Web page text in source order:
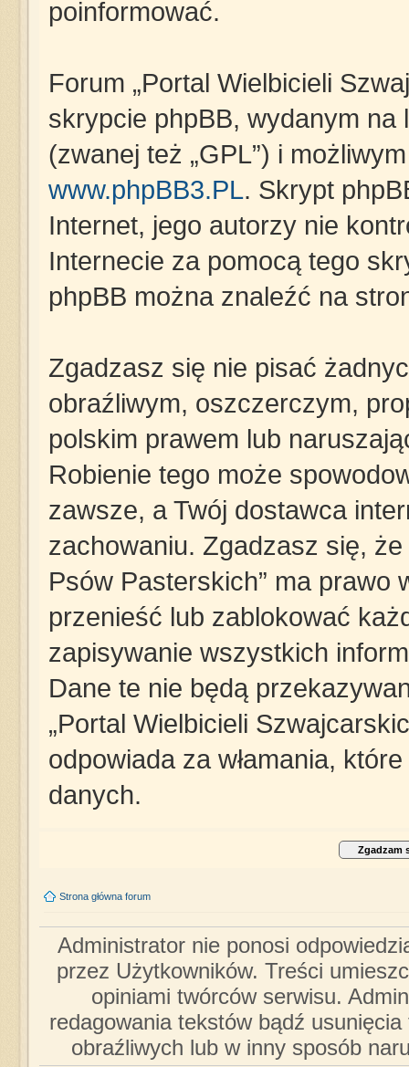
poinformować.
Forum „Portal Wielbicieli
skrypcie phpBB, wydanym na
(zwanej też „GPL”) i
www.phpBB3.PL. Skrypt
Internet, jego autorzy nie
Internecie za pomocą tego
phpBB można znaleźć na
Zgadzasz się nie pisać
obraźliwym, oszczerczym,
polskim prawem lub
Robienie tego może
zawsze, a Twój dostawca
zachowaniu. Zgadzasz się,
Psów Pasterskich” ma prawo
przenieść lub zablokować
zapisywanie wszystkich
Dane te nie będą
„Portal Wielbicieli
odpowiada za włamania,
danych.
Strona główna forum
Administrator nie ponosi
przez Użytkowników. Treści
opiniami twórców serwisu.
redagowania tekstów bądź
obraźliwych lub w inny sposób